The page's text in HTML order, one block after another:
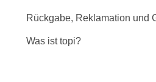
Rückgabe, Reklamation und
Was ist topi?